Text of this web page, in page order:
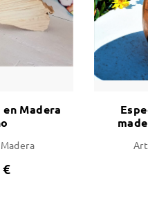
Madera